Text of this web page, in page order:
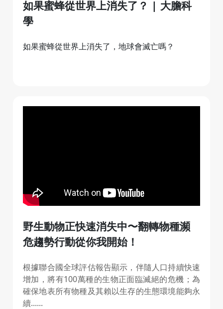
如果蜜蜂從世界上消失了？ | 大膽科
學
如果蜜蜂從世界上消失了，地球會滅亡嗎？
野生動物正快速消失中〜翻轉物種瀕
危趨勢行動從你我開始！
根據聯合國全球評估報告顯示，伴隨人口持續快速
增加，將有100萬種的生物正面臨滅絕的危機；為
確保地表所有物種及其賴以生存的生態環境能夠永
續......